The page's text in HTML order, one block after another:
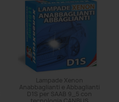
Lampade Xenon
Anabbaglianti e Abbaglianti
D1S per SAAB 9_5 con